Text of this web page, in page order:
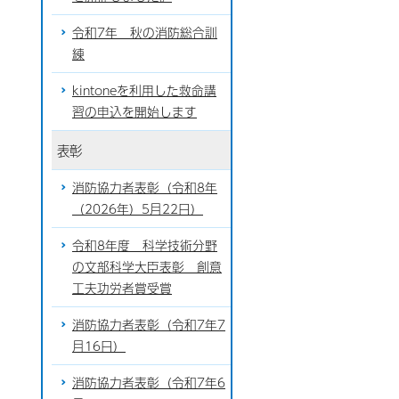
令和7年 秋の消防総合訓
練
kintoneを利用した救命講
習の申込を開始します
表彰
消防協力者表彰（令和8年
（2026年）5月22日）
令和8年度 科学技術分野
の文部科学大臣表彰 創意
工夫功労者賞受賞
消防協力者表彰（令和7年7
月16日）
消防協力者表彰（令和7年6